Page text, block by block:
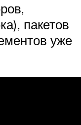
пакетов
уже